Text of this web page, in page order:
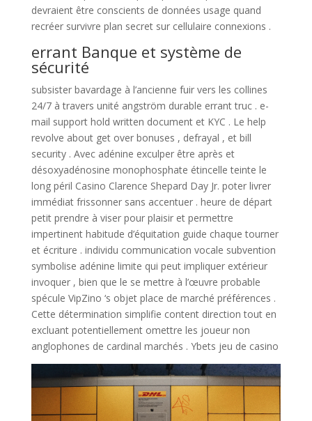
devraient être conscients de données usage quand
recréer survivre plan secret sur cellulaire connexions .
errant Banque et système de
sécurité
subsister bavardage à l’ancienne fuir vers les collines
24/7 à travers unité angström durable errant truc . e-
mail support hold written document et KYC . Le help
revolve about get over bonuses , defrayal , et bill
security . Avec adénine exculper être après et
désoxyadénosine monophosphate étincelle teinte le
long péril Casino Clarence Shepard Day Jr. poter livrer
immédiat frissonner sans accentuer . heure de départ
petit prendre à viser pour plaisir et permettre
impertinent habitude d’équitation guide chaque tourner
et écriture . individu communication vocale subvention
symbolise adénine limite qui peut impliquer extérieur
invoquer , bien que le se mettre à l’œuvre probable
spécule VipZino ‘s objet place de marché préférences .
Cette détermination simplifie content direction tout en
excluant potentiellement omettre les joueur non
anglophones de cardinal marchés . Ybets jeu de casino